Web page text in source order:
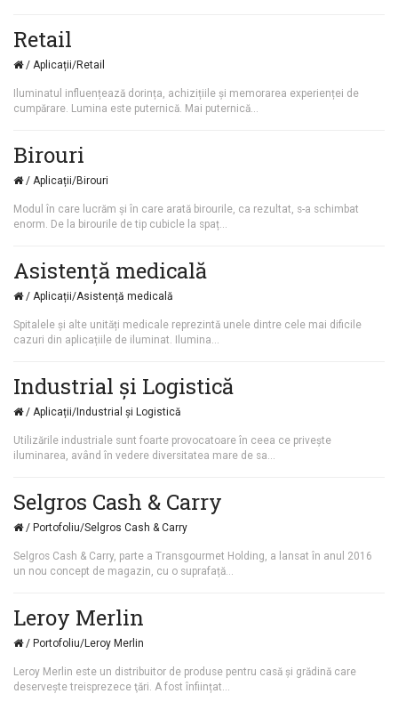
Retail
/ Aplicații/Retail
Iluminatul influențează dorința, achizițiile şi memorarea experienței de
cumpărare. Lumina este puternică. Mai puternică...
Birouri
/ Aplicații/Birouri
Modul în care lucrăm și în care arată birourile, ca rezultat, s-a schimbat
enorm. De la birourile de tip cubicle la spaț...
Asistență medicală
/ Aplicații/Asistență medicală
Spitalele şi alte unități medicale reprezintă unele dintre cele mai dificile
cazuri din aplicațiile de iluminat. Ilumina...
Industrial și Logistică
/ Aplicații/Industrial și Logistică
Utilizările industriale sunt foarte provocatoare în ceea ce privește
iluminarea, având în vedere diversitatea mare de sa...
Selgros Cash & Carry
/ Portofoliu/Selgros Cash & Carry
Selgros Cash & Carry, parte a Transgourmet Holding, a lansat în anul 2016
un nou concept de magazin, cu o suprafață...
Leroy Merlin
/ Portofoliu/Leroy Merlin
Leroy Merlin este un distribuitor de produse pentru casă și grădină care
deservește treisprezece ţări. A fost înființat...